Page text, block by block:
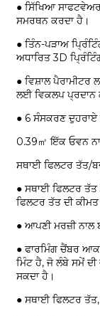
● ਸਿੱਖਿਆ
ਸਮਰਥਨ ਕਰਦਾ ਹੈ।
● ਤਿੰਨ-ਪੜਾਅ
ਅਧਾਰਿਤ 3D
● ਵਿਸ਼ਾਲ ਪੈਰਾਮੀਟਰ
ਲਈ ਵਿਕਲਪ ਪ੍ਰਦਾਨ
● 6 ਸੰਸਕਰਣ
0.39㎡ ਇੱਕ ਓਵਨ
ਸਥਾਈ ਫਿਲਟਰ ਤੱਤ/
● ਸਥਾਈ ਫਿਲਟਰ
ਫਿਲਟਰ ਤੱਤ ਦੀ
● ਆਪਣੀ ਮਰਜ਼ੀ
● ਫਾਰਮਿੰਗ ਚੈਂਬਰ
ਮਿੰਟ ਹੈ, ਜੋ ਲੰਬੇ ਸਮੇਂ ਦੀ
ਸਕਦਾ ਹੈ।
● ਸਥਾਈ ਫਿਲਟਰ